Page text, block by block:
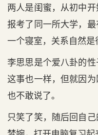
两人是闺蜜，从初中
报考了同一所大学，
一个寝室，关系自然是
李思思是个爱八卦的
这事也一样，但就因
也不敢说了。
只笑了笑，随后回自